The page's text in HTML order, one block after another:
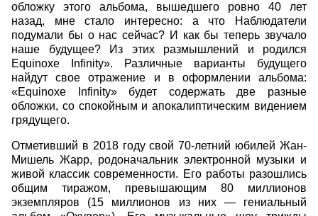
обложку этого альбома, вышедшего ровно 40 лет
назад, мне стало интересно: а что Наблюдатели
подумали бы о нас сейчас? И как бы теперь звучало
наше будущее? Из этих размышлений и родился
Equinoxe Infinity». Различные варианты будущего
найдут свое отражение и в оформлении альбома:
«Equinoxe Infinity» будет содержать две разные
обложки, со спокойным и апокалиптическим видением
грядущего.
Отметивший в 2018 году свой 70-летний юбилей Жан-
Мишель Жарр, родоначальник электронной музыки и
живой классик современности. Его работы разошлись
общим тиражом, превышающим 80 миллионов
экземпляров (15 миллионов из них — гениальный